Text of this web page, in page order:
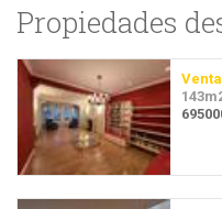
Propiedades